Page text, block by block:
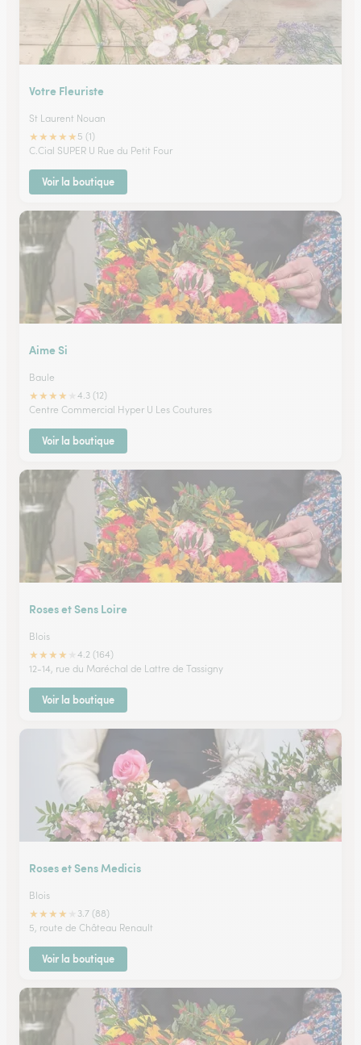
Votre Fleuriste
St Laurent Nouan
★★★★★ 5 (1)
C.Cial SUPER U Rue du Petit Four
Voir la boutique
Aime Si
Baule
★★★★
4.3 (12)
Centre Commercial Hyper U Les Coutures
Voir la boutique
Roses et Sens Loire
Blois
★★★★
4.2 (164)
12-14, rue du Maréchal de Lattre de Tassigny
Voir la boutique
Roses et Sens Medicis
Blois
★★★★
3.7 (88)
5, route de Château Renault
Voir la boutique